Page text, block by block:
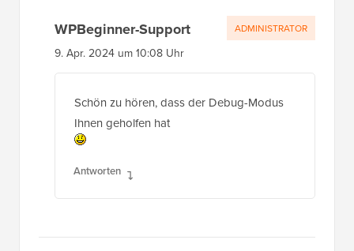
WPBeginner-Support
9. Apr. 2024 um 10:08 Uhr
Schön zu hören, dass der Debug-Modus
Ihnen geholfen hat
Antworten
ADMINISTRATOR